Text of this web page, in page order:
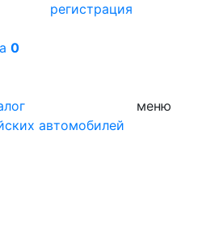
регистрация
0
автомобилей
меню